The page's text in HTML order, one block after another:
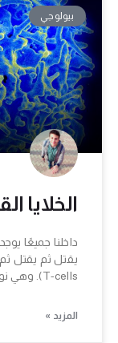
بيولوجي
الخلايا
داخلنا جميعًا
T-cells). وهي نوع من خلايا
المزيد »